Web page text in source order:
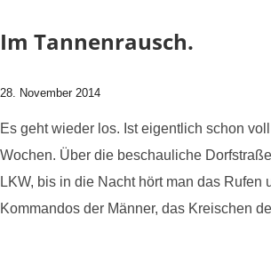
Im Tannenrausch.
28. November 2014
Es geht wieder los. Ist eigentlich schon
Wochen. Über die beschauliche
LKW, bis in die Nacht hört man das Rufen
Kommandos der Männer, das Kreischen